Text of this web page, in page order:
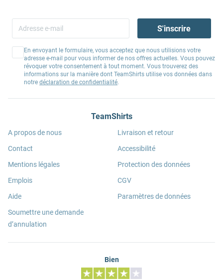
S'inscrire
En envoyant le formulaire, vous acceptez que nous utilisions votre
adresse e-mail pour vous informer de nos offres actuelles. Vous pouvez
révoquer votre consentement à tout moment. Vous trouverez des
informations sur la manière dont TeamShirts utilise vos données dans
notre déclaration de confidentialité.
TeamShirts
A propos de nous
Contact
Mentions légales
Emplois
Aide
Soumettre une demande
d’annulation
Livraison et retour
Accessibilité
Protection des données
CGV
Paramètres de données
Bien